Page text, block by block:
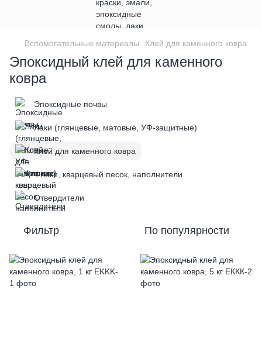
Вспомогательные материалы Клей для каменного ковра
Эпоксидный клей для каменного
ковра
Эпоксидные почвы
Лаки (глянцевые, матовые, УФ-защитные)
Клей для каменного ковра
Флоки, кварцевый песок, наполнители
Отвердители
Фильтр По популярности